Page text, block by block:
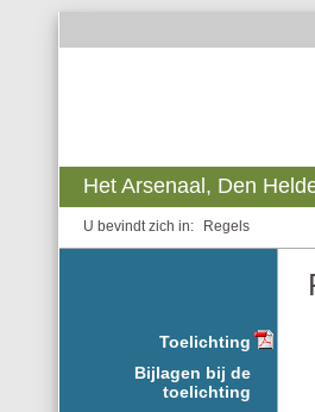
Het Arsenaal, Den
Regels
Toelichting
Bijlagen bij de
toelichting